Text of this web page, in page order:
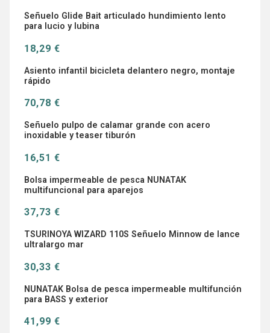
Señuelo Glide Bait articulado hundimiento lento
para lucio y lubina
18,29 €
Asiento infantil bicicleta delantero negro, montaje
rápido
70,78 €
Señuelo pulpo de calamar grande con acero
inoxidable y teaser tiburón
16,51 €
Bolsa impermeable de pesca NUNATAK
multifuncional para aparejos
37,73 €
TSURINOYA WIZARD 110S Señuelo Minnow de lance
ultralargo mar
30,33 €
NUNATAK Bolsa de pesca impermeable multifunción
para BASS y exterior
41,99 €